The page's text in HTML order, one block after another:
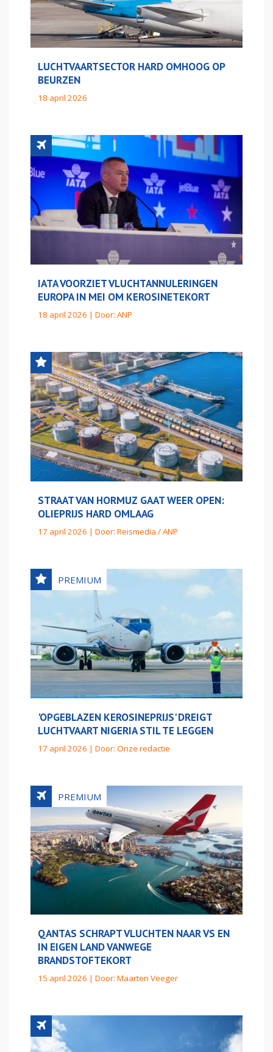
LUCHTVAARTSECTOR HARD OMHOOG OP
BEURZEN
18 april 2026
IATA VOORZIET VLUCHTANNULERINGEN
EUROPA IN MEI OM KEROSINETEKORT
18 april 2026 | Door: ANP
STRAAT VAN HORMUZ GAAT WEER OPEN:
OLIEPRIJS HARD OMLAAG
17 april 2026 | Door: Reismedia / ANP
'OPGEBLAZEN KEROSINEPRIJS' DREIGT
LUCHTVAART NIGERIA STIL TE LEGGEN
17 april 2026 | Door: Onze redactie
QANTAS SCHRAPT VLUCHTEN NAAR VS EN
IN EIGEN LAND VANWEGE
BRANDSTOFTEKORT
15 april 2026 | Door: Maarten Veeger